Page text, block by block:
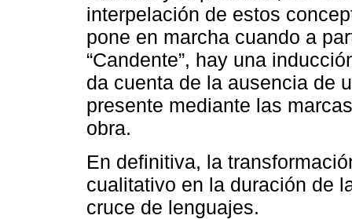
interpelación de estos
pone en marcha cuando a
“Candente”, hay una
da cuenta de la ausencia de
presente mediante las
obra.
En definitiva, la
cualitativo en la duración de
cruce de lenguajes.